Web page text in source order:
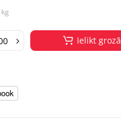
Ielikt grozā